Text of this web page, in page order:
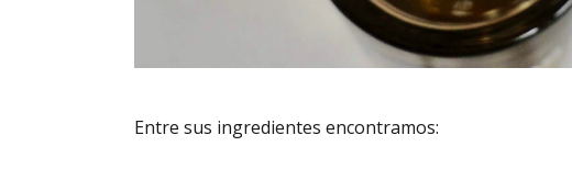
Entre sus ingredientes encontramos: